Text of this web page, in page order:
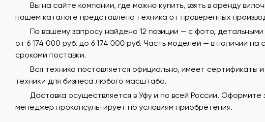
Вы на сайте компании, где можно купить, взять в аренду
нашем каталоге представлена техника от проверенных
По вашему запросу найдено 12 позиции — с фото,
от 6 174 000 руб. до 6 174 000 руб. Часть моделей — в наличии
сроками поставки.
Вся техника поставляется официально, имеет
техники для бизнеса любого масштаба.
Доставка осуществляется в Уфу и по всей России.
менеджер проконсультирует по условиям приобретения.